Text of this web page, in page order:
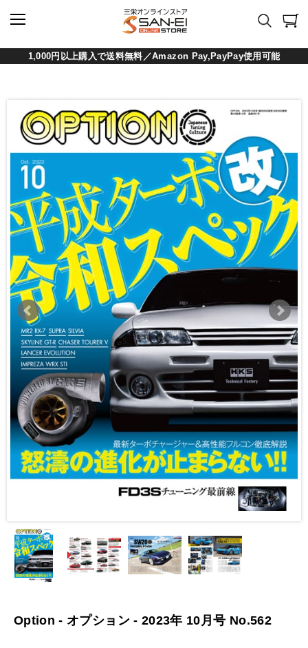
1,000円以上購入で送料無料／Amazon Pay,PayPay使用可能
Option - オプション - 2023年 10月号 No.562